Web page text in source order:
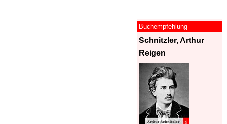
Buchempfehlung
Schnitzler, Arthur
Reigen